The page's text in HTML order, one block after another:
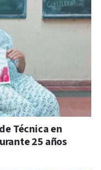
Técnica en
25 años